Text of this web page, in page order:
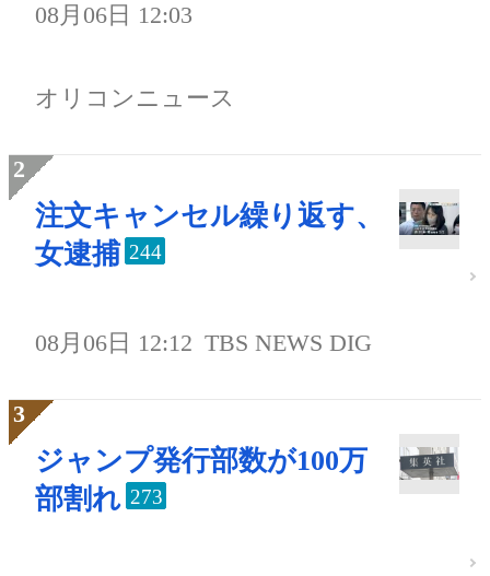
08月06日 12:03
オリコンニュース
注文キャンセル繰り返す、
女逮捕 244
08月06日 12:12 TBS NEWS DIG
ジャンプ発行部数が100万
部割れ 273